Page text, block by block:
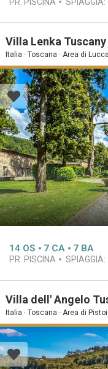
Villa Lenka Tuscany
Italia · Toscana · Area di Lucca
14 OS 7 CA 7 BA
PR. PISCINA SPIAGGIA:
Villa dell' Angelo
Italia · Toscana · Area di